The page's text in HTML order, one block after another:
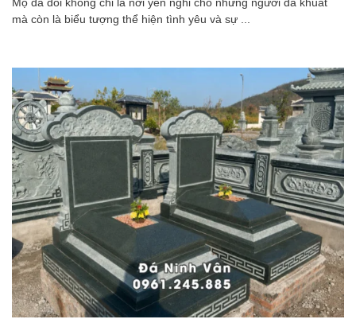
Mộ đá đôi không chỉ là nơi yên nghỉ cho những người đã khuất
mà còn là biểu tượng thể hiện tình yêu và sự ...